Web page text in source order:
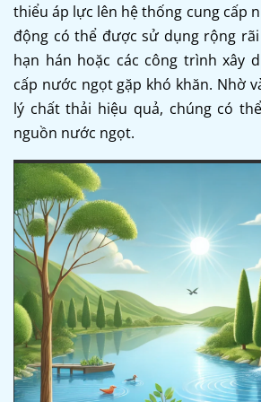
thiểu áp lực lên hệ thống cung cấp
động có thể được sử dụng rộng
hạn hán hoặc các công trình xây
cấp nước ngọt gặp khó khăn. Nhờ
lý chất thải hiệu quả, chúng có
nguồn nước ngọt.